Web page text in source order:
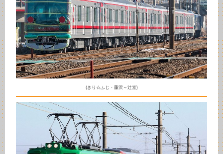
(きり☆ふじ・藤沢～辻堂)